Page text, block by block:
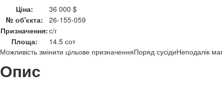
Ціна:
36 000 $
№ об'єкта:
26-155-059
Призначення:с/г
Площа:
14.5 сот
Можливість змінити цільове призначенняПоряд сусідиНеподалік
Опис